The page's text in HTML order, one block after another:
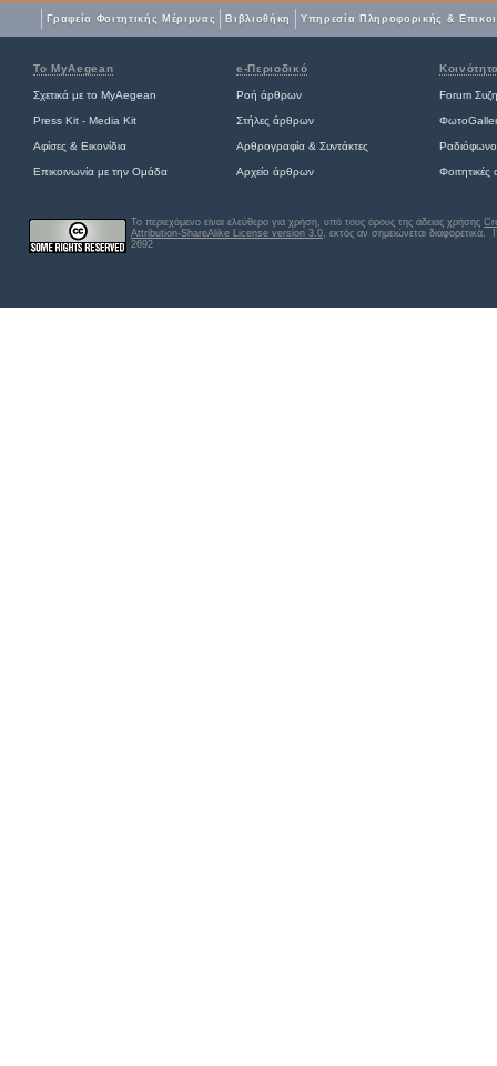
Γραφείο Φοιτητικής Μέριμνας Βιβλιοθήκη Yπηρεσία Πληροφορικής &
Το MyAegean e-Περιοδικό
Σχετικά με το MyAegean Ροή άρθρων Forum
Press Kit - Media Kit Στήλες άρθρων
Αφίσες & Εικονίδια Αρθρογραφία & Συντάκτες Ραδιόφωνο
Επικοινωνία με την Ομάδα Αρχείο άρθρων
Το περιεχόμενο είναι ελεύθερο για χρήση, υπό τους όρους της άδειας χρήσης
Attribution-ShareAlike License version 3.0, εκτός αν σημειώνεται διαφορετικά.
2692